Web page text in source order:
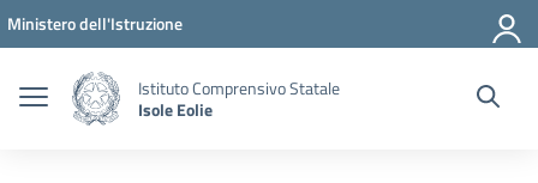
Vai ai contenuti
Vai al menu di navigazione
Vai al footer
Ministero dell'Istruzione
Istituto Comprensivo Statale
Isole Eolie